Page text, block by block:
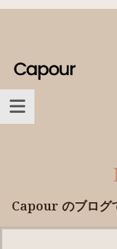
Capour のブログ
プロ